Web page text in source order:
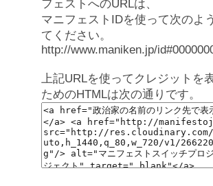
フェストへのURLは、
マニフェストIDを使って次のよ
てください。
http://www.maniken.jp/
上記URLを使ってクレジットを
ためのHTMLは次の通りです。